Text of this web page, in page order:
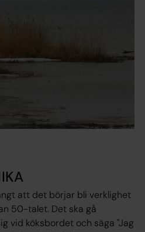
att det börjar bli verklighet
50-talet. Det ska gå
vid köksbordet och säga "Jag